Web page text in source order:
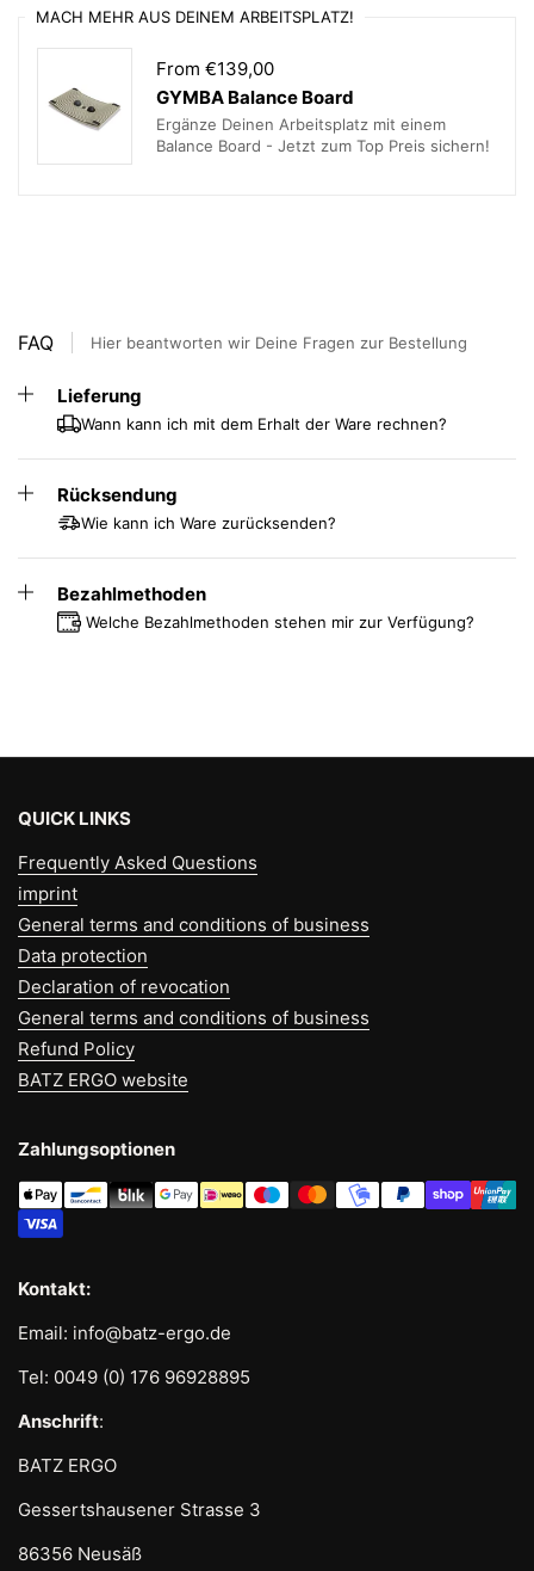
Verfügbare
Farben
Bezug Mikrofaser grün
Federhöhen
Low = für 50-120 kg und einer
Sitzhöhe bis 56 cm
Light = für 35-50 kg und einer
MACH MEHR AUS DEINEM ARBEITSPLATZ!
From €139,00
GYMBA Balance Board
Ergänze Deinen Arbeitsplatz mit einem
Balance Board - Jetzt zum Top Preis sichern!
FAQ Hier beantworten wir Deine Fragen zur Bestellung
Lieferung
Wann kann ich mit dem Erhalt der Ware rechnen?
Rücksendung
Wie kann ich Ware zurücksenden?
Bezahlmethoden
Welche Bezahlmethoden stehen mir zur Verfügung?
QUICK LINKS
Frequently Asked Questions
imprint
General terms and conditions of business
Data protection
Declaration of revocation
General terms and conditions of business
Refund Policy
BATZ ERGO website
Zahlungsoptionen
Kontakt:
Email: info@batz-ergo.de
Tel: 0049 (0) 176 96928895
Anschrift:
BATZ ERGO
Gessertshausener Strasse 3
86356 Neusäß